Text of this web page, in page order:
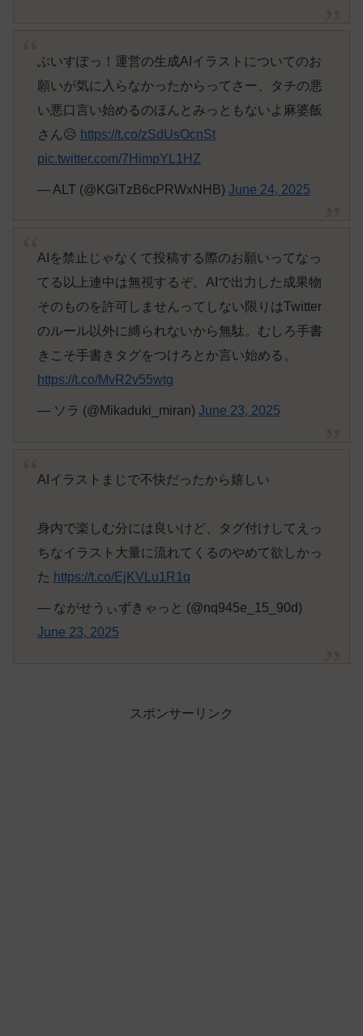
ぶいすぽっ！運営の生成AIイラストについてのお
願いが気に入らなかったからってさー、タチの悪
い悪口言い始めるのほんとみっともないよ麻婆飯
さん😥 https://t.co/zSdUsOcnSt
pic.twitter.com/7HimpYL1HZ
— ALT (@KGiTzB6cPRWxNHB) June 24, 2025
AIを禁止じゃなくて投稿する際のお願いってなっ
てる以上連中は無視するぞ。AIで出力した成果物
そのものを許可しませんってしない限りはTwitter
のルール以外に縛られないから無駄。むしろ手書
きこそ手書きタグをつけろとか言い始める。
https://t.co/MvR2v55wtg
— ソラ (@Mikaduki_miran) June 23, 2025
AIイラストまじで不快だったから嬉しい
身内で楽しむ分には良いけど、タグ付けしてえっ
ちなイラスト大量に流れてくるのやめて欲しかっ
た https://t.co/EjKVLu1R1q
— ながせうぃずきゃっと (@nq945e_15_90d)
June 23, 2025
スポンサーリンク